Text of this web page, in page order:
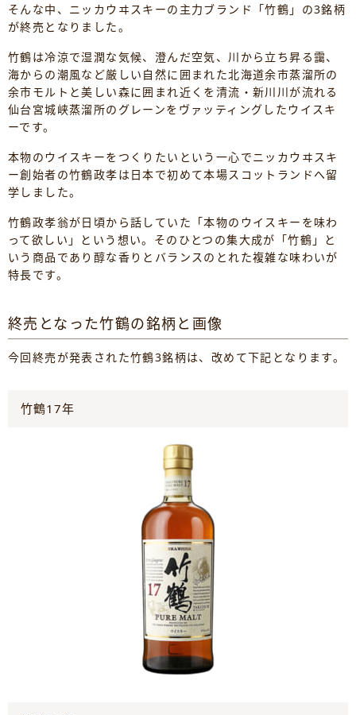
そんな中、ニッカウヰスキーの主力ブランド「竹鶴」の3銘柄
が終売となりました。
竹鶴は冷涼で湿潤な気候、澄んだ空気、川から立ち昇る靄、
海からの潮風など厳しい自然に囲まれた北海道余市蒸溜所の
余市モルトと美しい森に囲まれ近くを清流・新川川が流れる
仙台宮城峡蒸溜所のグレーンをヴァッティングしたウイスキ
ーです。
本物のウイスキーをつくりたいという一心でニッカウヰスキ
ー創始者の竹鶴政孝は日本で初めて本場スコットランドへ留
学しました。
竹鶴政孝翁が日頃から話していた「本物のウイスキーを味わ
って欲しい」という想い。そのひとつの集大成が「竹鶴」と
いう商品であり醇な香りとバランスのとれた複雑な味わいが
特長です。
終売となった竹鶴の銘柄と画像
今回終売が発表された竹鶴3銘柄は、改めて下記となります。
竹鶴17年